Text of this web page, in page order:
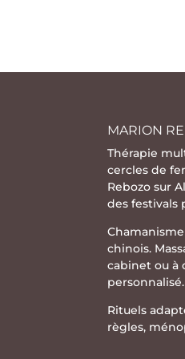
MARION
Thérapie
cercles de
Rebozosur
des festivals
chinois.
cabinet ou à
personnalisé.
Rituels
règles,